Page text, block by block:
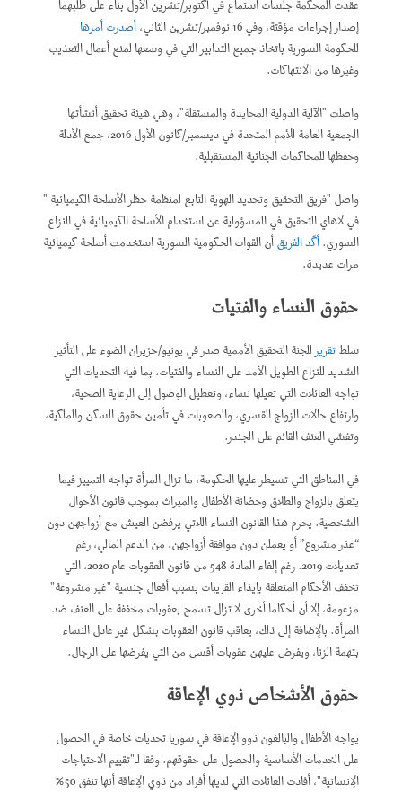
عقدت المحكمة جلسات استماع في أكتوبر/تشرين الأول بناء على طلبهما
إصدار إجراءات مؤقتة، وفي 16 نوفمبر/تشرين الثاني،
أصدرت أمرها
للحكومة السورية باتخاذ جميع التدابير التي في وسعها لمنع أعمال التعذيب
وغيرها من الانتهاكات.
واصلت "الآلية الدولية المحايدة والمستقلة"، وهي هيئة تحقيق أنشأتها
الجمعية العامة للأمم المتحدة في ديسمبر/كانون الأول 2016، جمع الأدلة
وحفظها للمحاكمات الجنائية المستقبلية.
واصل "فريق التحقيق وتحديد الهوية التابع لمنظمة حظر الأسلحة الكيميائية "
في لاهاي التحقيق في المسؤولية عن استخدام الأسلحة الكيميائية في النزاع
السوري.أكّد الفريقأن القوات الحكومية السورية استخدمت أسلحة كيميائية
مرات عديدة.
حقوق النساء والفتيات
سلطتقريرللجنة التحقيق الأممية صدر في يونيو/حزيران الضوء على التأثير
الشديد للنزاع الطويل الأمد على النساء والفتيات، بما فيه التحديات التي
تواجه العائلات التي تعيلها نساء، وتعطيل الوصول إلى الرعاية الصحية،
وارتفاع حالات الزواج القسري، والصعوبات في تأمين حقوق السكن والملكية،
وتفشي العنف القائم على الجندر.
في المناطق التي تسيطر عليها الحكومة، ما تزال المرأة تواجه التمييز فيما
يتعلق بالزواج والطلاق وحضانة الأطفال والميراث بموجب قانون الأحوال
الشخصية. يحرم هذا القانون النساء اللاتي يرفضن العيش مع أزواجهن دون
“عذر مشروع” أو يعملن دون موافقة أزواجهن، من الدعم المالي، رغم
تعديلات 2019. رغم إلغاء المادة 548 من قانون العقوبات عام 2020، التي
تخفف الأحكام المتعلقة بإيذاء القريبات بسبب أفعال جنسية "غير مشروعة"
مزعومة، إلا أن أحكاما أخرى لا تزال تسمح بعقوبات مخففة على العنف ضد
المرأة. بالإضافة إلى ذلك، يعاقب قانون العقوبات بشكل غير عادل النساء
بتهمة الزنا، ويفرض عليهن عقوبات أقسى من التي يفرضها على الرجال.
حقوق الأشخاص ذوي الإعاقة
يواجه الأطفال والبالغون ذوو الإعاقة في سوريا تحديات خاصة في الحصول
على الخدمات الأساسية والحصول على حقوقهم. وفقا لـ"تقييم الاحتياجات
الإنسانية"، أفادت العائلات التي لديها أفراد من ذوي الإعاقة أنها تنفق 50%